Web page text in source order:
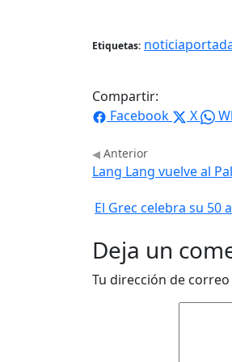
Etiquetas:
Compartir:
Facebook
X
Anterior
Lang Lang vuelve al
El Grec celebra su
Deja un
Tu dirección de